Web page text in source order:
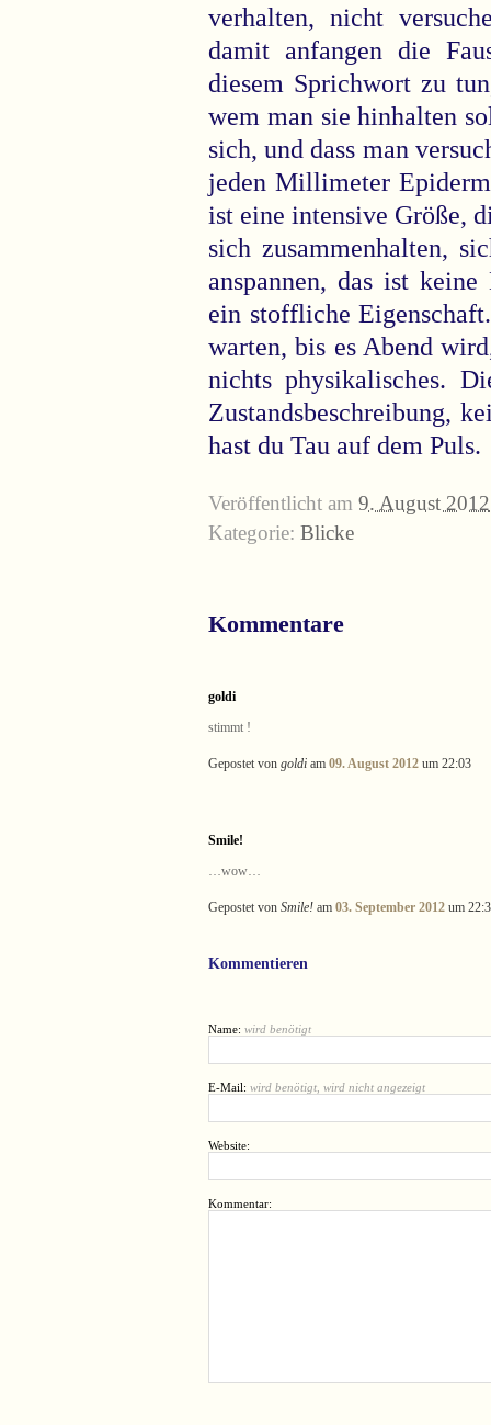
verhalten, nicht
damit anfangen die
diesem Sprichwort zu
wem man sie hinhalten
sich, und dass man
jeden Millimeter
ist eine intensive Größe,
sich zusammenhalten,
anspannen, das ist
ein stoffliche
warten, bis es Abend
nichts physikalisches.
Zustandsbeschreibung,
hast du Tau auf dem Puls.
Veröffentlicht am 9. August 2012
Kategorie: Blicke
Kommentare
goldi
stimmt !
Gepostet von goldi am 09. August 2012 um 22:03
Smile!
…wow…
Gepostet von Smile! am 03. September 2012 um
Kommentieren
Name: wird benötigt
E-Mail: wird benötigt, wird nicht angezeigt
Website:
Kommentar: